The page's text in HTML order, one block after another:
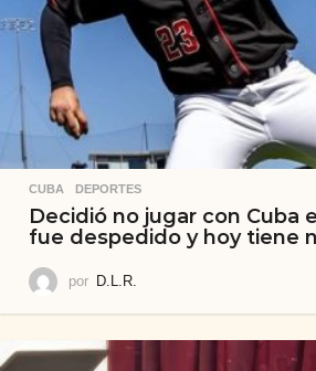
CUBA ,DEPORTES
Decidió no jugar con Cuba
fue despedido y hoy tiene
por D.L.R.